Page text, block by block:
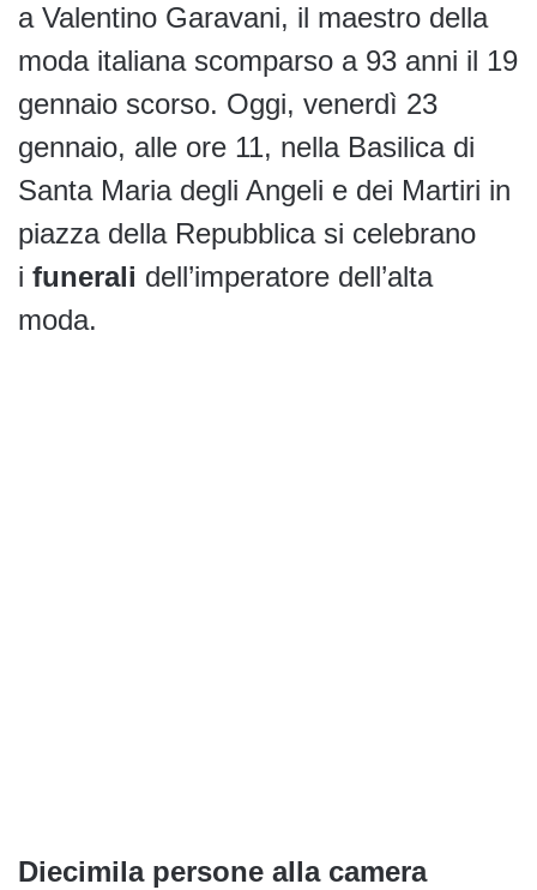
a Valentino Garavani, il maestro della
moda italiana scomparso a 93 anni il 19
gennaio scorso. Oggi, venerdì 23
gennaio, alle ore 11, nella Basilica di
Santa Maria degli Angeli e dei Martiri in
piazza della Repubblica si celebrano
i funerali dell’imperatore dell’alta
moda.
Diecimila persone alla camera